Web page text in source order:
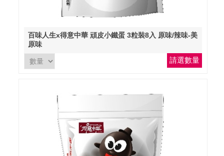
百味人生x得意中華 頑皮小鐵蛋 3粒裝8入 原味/辣味-美
原味
請選數量